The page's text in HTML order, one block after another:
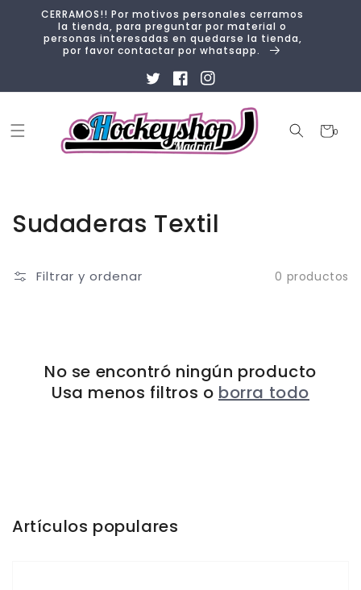
directamente
al contenido
CERRAMOS!! Por motivos personales cerramos
la tienda, para preguntar por material o
personas interesadas en quedarse la tienda,
por favor contactar por whatsapp.
TwitterFacebookInstagram
Carrito
0
0
artículos
Colección:
Sudaderas Textil
Filtrar y ordenar 0 productos
No se encontró ningún producto
Usa menos filtros o borra todo
Artículos populares